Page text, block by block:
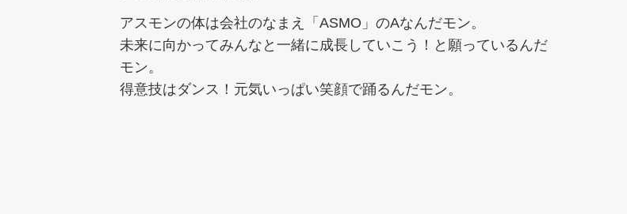
アスモンの体は会社のなまえ「ASMO」のAなんだモン。
未来に向かってみんなと一緒に成長していこう！と願っているんだ
モン。
得意技はダンス！元気いっぱい笑顔で踊るんだモン。